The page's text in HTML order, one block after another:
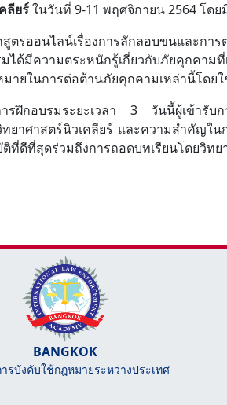
ลียร์ในวันที่ 9-11 พฤศจิกายน 2564 โด
ตรออนไลน์เรื่องการลักลอบขนและก
ได้มีความตระหนักรู้เกี่ยวกับภัยคุกคา
ายในการต่อต้านภัยคุกคามเหล่านี้โดยใ
รฝึกอบรมระยะเวลา 3 วันนี้ผู้เข้ารับก
ยาศาสตร์นิวเคลียร์ และความสำคัญใ
ที่ดีที่สุดร่วมถึงการถอดบทเรียนโดยวิทย
BANGKOK
รบังคับใช้กฎหมายระหว่างประเทศ